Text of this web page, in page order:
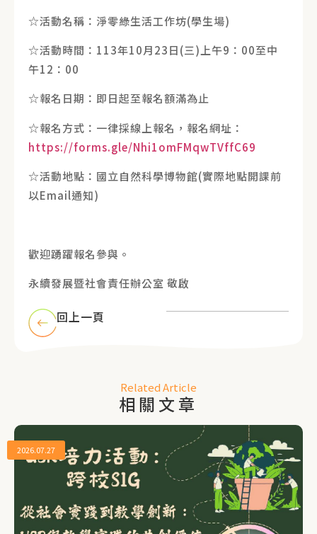
☆活動名稱：淨零綠生活工作坊(學生場)
☆活動時間：113年10月23日(三)上午9：00至中
午12：00
☆報名日期：即日起至報名額滿為止
☆報名方式：一律採線上報名，報名網址：
https://forms.gle/Nhi1omFMqwTVffC69
☆活動地點：國立自然科學博物館(實際地點開課前
以Email通知)
歡迎踴躍報名參與。
永續發展暨社會責任辦公室 敬啟
回上一頁
Related Article
相關文章
2026.07.27